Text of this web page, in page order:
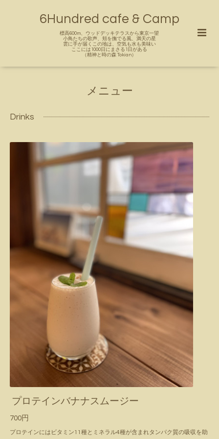
6Hundred cafe & Camp
標高600m、ウッドデッキテラスから東京一望
小鳥たちの歌声、頬を撫でる風、満天の星
雲に手が届くこの地は、空気も水も美味い
ここには1000日にまさる1日がある
（精神と時の森 Tokian）
メニュー
Drinks
プロテインバナナスムージー
700円
プロテインにはビタミン11種とミネラル4種が含まれタンパク質の吸収を助